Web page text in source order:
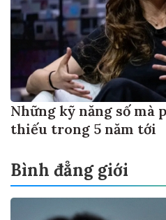
Những kỹ năng số mà
thiếu trong 5 năm tới
Bình đẳng giới